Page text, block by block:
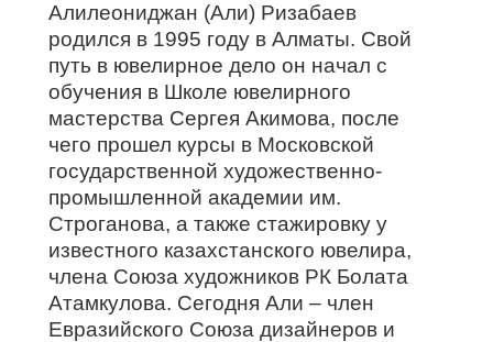
Алилеониджан (Али) Ризабаев
родился в 1995 году в Алматы. Свой
путь в ювелирное дело он начал с
обучения в Школе ювелирного
мастерства Сергея Акимова, после
чего прошел курсы в Московской
государственной художественно-
промышленной академии им.
Строганова, а также стажировку у
известного казахстанского ювелира,
члена Союза художников РК Болата
Атамкулова. Сегодня Али – член
Евразийского Союза дизайнеров и